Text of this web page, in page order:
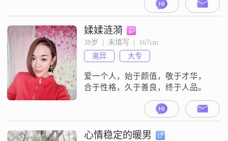
没退休之前，假期多休假多，如果
是异地，大概率是异地，可以来回
跑跑，无所谓的，我身体健康显年
轻，所以果断来此征婚，相信勇敢
的人提前享受生活##3002##
媃媃涟漪
38岁  |  未填写  |  167cm
离异
大专
爱一个人，始于颜值，敬于才华，
合于性格，久于善良，终于人品。
心情稳定的暖男